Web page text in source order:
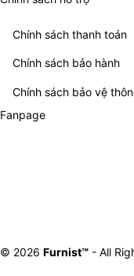
Chính sách thanh toán
Chính sách bảo hành
Chính sách bảo vệ
Fanpage
© 2026 Furnist™ - All